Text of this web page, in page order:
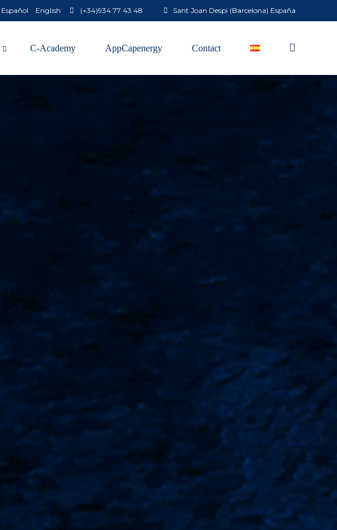
Español English (+34)934 77 43 48 Sant Joan Despi (Barcelona) España
C-Academy AppCapenergy Contact